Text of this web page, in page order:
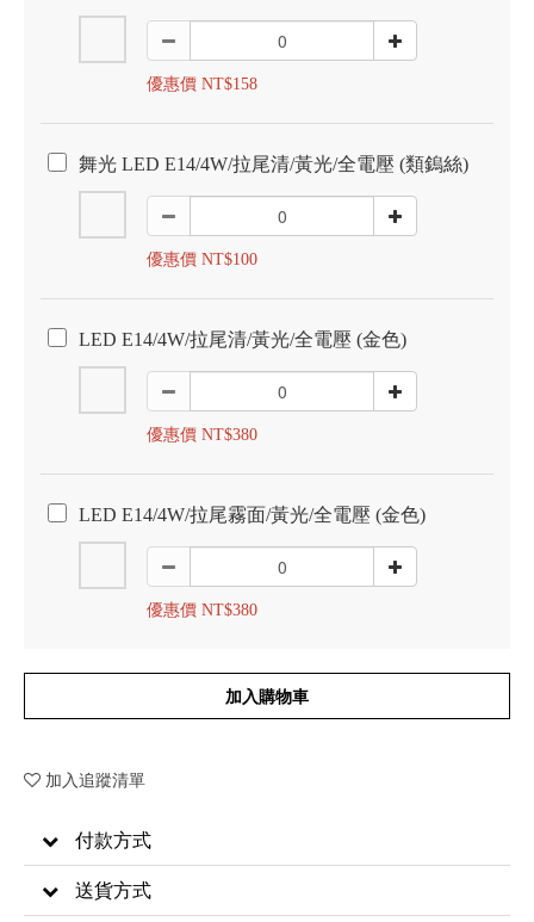
優惠價 NT$158
舞光 LED E14/4W/拉尾清/黃光/全電壓 (類鎢絲)
優惠價 NT$100
LED E14/4W/拉尾清/黃光/全電壓 (金色)
優惠價 NT$380
LED E14/4W/拉尾霧面/黃光/全電壓 (金色)
優惠價 NT$380
加入購物車
加入追蹤清單
付款方式
送貨方式